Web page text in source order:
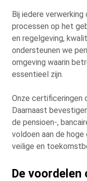
Bij iedere
processen op het
en regelgeving,
ondersteunen we
omgeving waarin
essentieel zijn.
Onze certificeringen
Daarnaast
de pensioen-,
voldoen aan de
veilige en
De